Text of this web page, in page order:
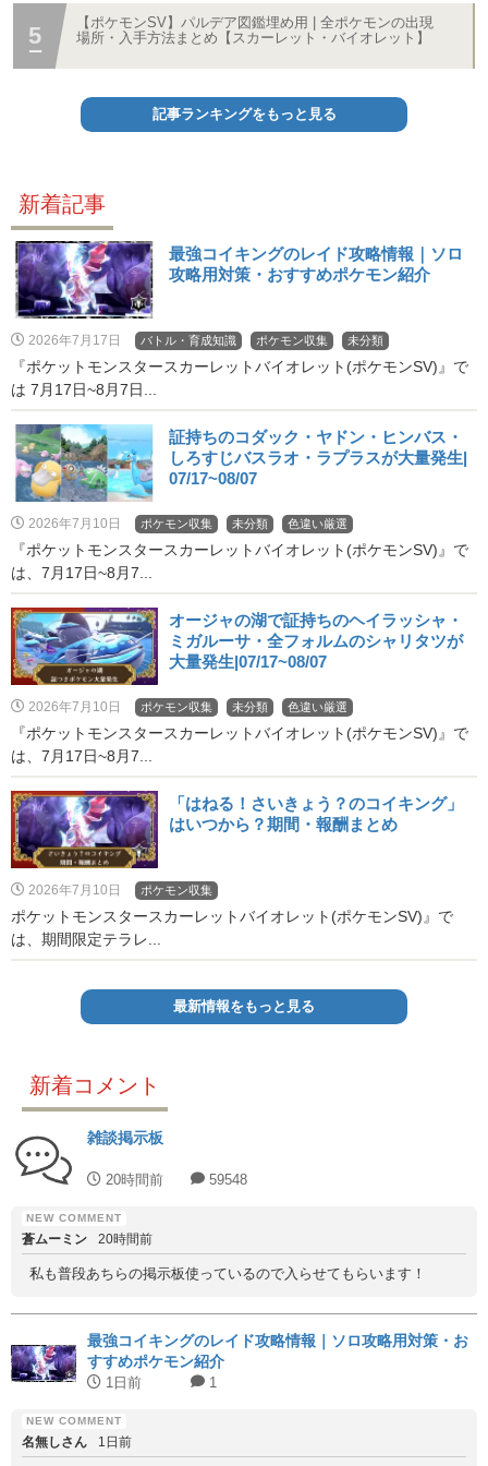
【ポケモンSV】パルデア図鑑埋め用 | 全ポケモンの出現
場所・入手方法まとめ【スカーレット・バイオレット】
記事ランキングをもっと見る
新着記事
最強コイキングのレイド攻略情報｜ソロ
攻略用対策・おすすめポケモン紹介
2026年7月17日 バトル・育成知識 ポケモン収集 未分類
『ポケットモンスタースカーレットバイオレット(ポケモンSV)』で
は 7月17日~8月7日...
証持ちのコダック・ヤドン・ヒンバス・
しろすじバスラオ・ラプラスが大量発生|
07/17~08/07
2026年7月10日 ポケモン収集 未分類 色違い厳選
『ポケットモンスタースカーレットバイオレット(ポケモンSV)』で
は、7月17日~8月7...
オージャの湖で証持ちのヘイラッシャ・
ミガルーサ・全フォルムのシャリタツが
大量発生|07/17~08/07
2026年7月10日 ポケモン収集 未分類 色違い厳選
『ポケットモンスタースカーレットバイオレット(ポケモンSV)』で
は、7月17日~8月7...
「はねる！さいきょう？のコイキング」
はいつから？期間・報酬まとめ
2026年7月10日 ポケモン収集
ポケットモンスタースカーレットバイオレット(ポケモンSV)』で
は、期間限定テラレ...
最新情報をもっと見る
新着コメント
雑談掲示板
20時間前 59548
蒼ムーミン 20時間前
私も普段あちらの掲示板使っているので入らせてもらいます！
最強コイキングのレイド攻略情報｜ソロ攻略用対策・お
すすめポケモン紹介
1日前 1
名無しさん 1日前